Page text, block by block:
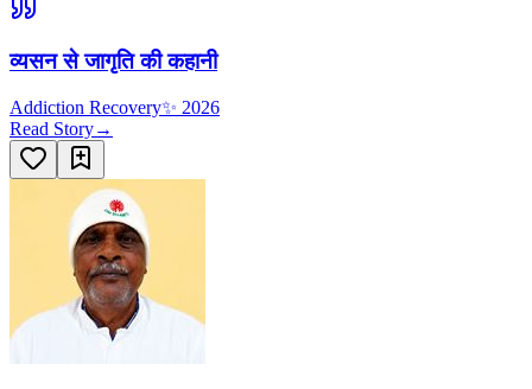
व्यसन से जागृति की कहानी
Addiction Recovery✨ 2026
Read Story→